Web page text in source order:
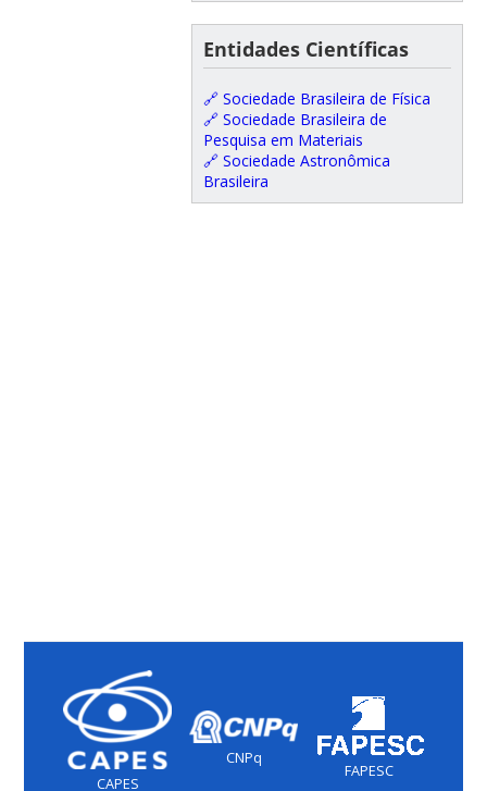
Entidades Científicas
🔗 Sociedade Brasileira de Física
🔗 Sociedade Brasileira de
Pesquisa em Materiais
🔗 Sociedade Astronômica
Brasileira
CAPES
CNPq
FAPESC